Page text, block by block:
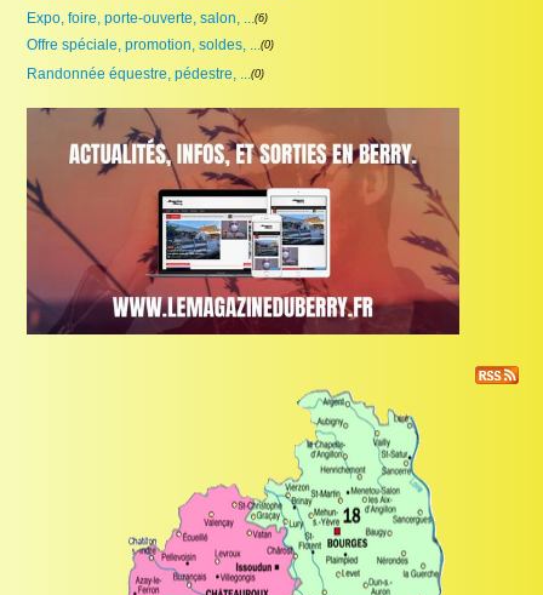
Expo, foire, porte-ouverte, salon, ...(6)
Offre spéciale, promotion, soldes, ...(0)
Randonnée équestre, pédestre, ...(0)